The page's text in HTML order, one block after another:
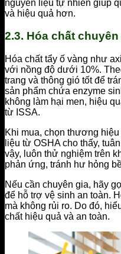
nguyên liệu tự nhiên giúp
và hiệu quả hơn.
2.3. Hóa chất
Hóa chất tẩy ố vàng như
với nồng độ dưới 10%.
trang và thông gió tốt để
sản phẩm chứa enzyme
không làm hại men, hiệu
từ ISSA.
Khi mua, chọn thương
liệu từ OSHA cho thấy,
vậy, luôn thử nghiệm trên
phản ứng, tránh hư hỏng
Nếu cần chuyên gia, hãy
để hỗ trợ vệ sinh an toàn.
mà không rủi ro. Do đó,
chất hiệu quả và an toàn.